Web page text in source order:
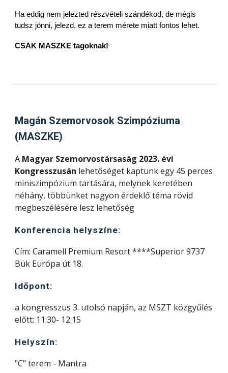
Ha eddig nem jelezted részvételi szándékod, de mégis
tudsz jönni, jelezd, ez a terem mérete miatt fontos lehet.
CSAK MASZKE tagoknak!
Magán Szemorvosok Szimpóziuma
(MASZKE)
A Magyar Szemorvostársaság 2023. évi
Kongresszusán lehetőséget kaptunk egy 45 perces
miniszimpózium tartására, melynek keretében
néhány, többünket nagyon érdeklő téma rövid
megbeszélésére lesz lehetőség
Konferencia helyszíne:
Cím: Caramell Premium Resort ****Superior 9737
Bük Európa út 18.
Időpont:
a kongresszus 3. utolsó napján, az MSZT közgyűlés
előtt: 11:30- 12:15
Helyszín:
"C" terem - Mantra